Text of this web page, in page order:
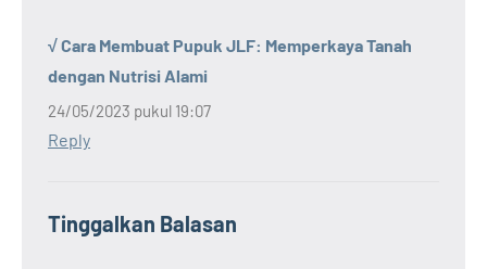
√ Cara Membuat Pupuk JLF: Memperkaya Tanah
dengan Nutrisi Alami
24/05/2023 pukul 19:07
Reply
Tinggalkan Balasan